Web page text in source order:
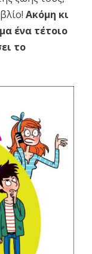
Ακόμη κι
ένα τέτοιο
το